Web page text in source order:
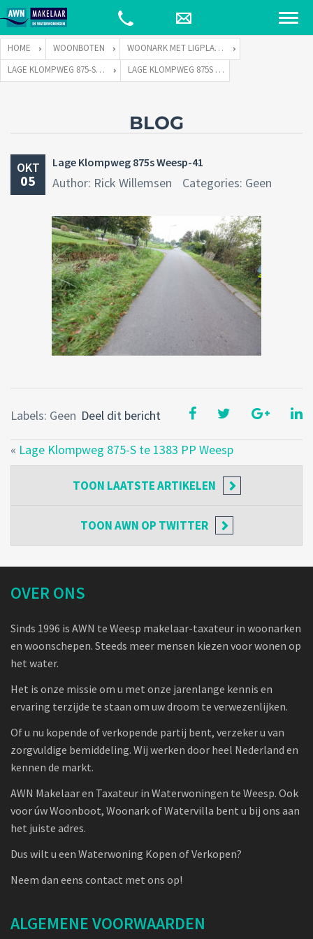
HOME WOONBOTEN
WOONARK MET LIGPLAATS
LAGE KLOMPWEG 875-S TE 1383 PP WEESP
LAGE KLOMPWEG 875S WEESP-41
BLOG
OKT
05
Lage Klompweg 875s Weesp-41
Author: Rick Willemsen Categories: Geen
Deel dit bericht
Labels: Geen
« Lage Klompweg 875-S te 1383 PP Weesp
TOON LAATSTE ARTIKELEN
TOONAWN OP TWITTER
OVER ONS
Sinds 1996 is AWN te Weesp makelaar-taxateur in woonarken
en woonschepen. Steeds meer mensen kiezen voor wonen op
het water.
Het is onze missie om u met onze jarenlange kennis en
ervaring terzijde te staan om uw droom te verwezenlijken.
Of u nu kopende of verkopende partij bent, verzeker u van
zorgvuldige bemiddeling. Wij werken door heel Nederland en
kennen de markt.
AWN Makelaar en Taxateur in Waterwoningen te Weesp. Ook
voor úw Woonboot, Woonark of Watervilla bent u bij ons aan
het juiste adres.
Dus wilt u een Waterwoning Kopen of Verkopen?
Neem dan eens contact met ons op!
ALGEMENE VOORWAARDEN